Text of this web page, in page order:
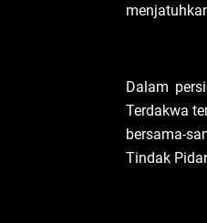
Dalam
Terdakwa
bersama-
Tindak